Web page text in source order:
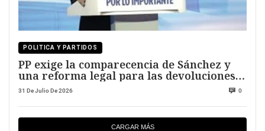
POLITICA Y PARTIDOS
PP exige la comparecencia de Sánchez y
una reforma legal para las devoluciones
en frontera
31 De Julio De 2026 0
CARGAR MÁS